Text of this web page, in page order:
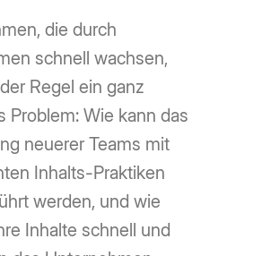
die durch
schnell wachsen,
Regel ein ganz
Problem: Wie kann das
neuerer Teams mit
Inhalts-Praktiken
werden, und wie
Inhalte schnell und